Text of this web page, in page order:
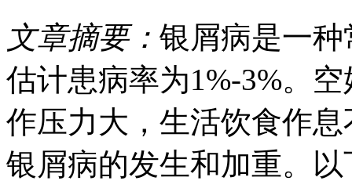
文章摘要： 银屑病是一
估计患病率为1%-3%。
作压力大，生活饮食作
银屑病的发生和加重。